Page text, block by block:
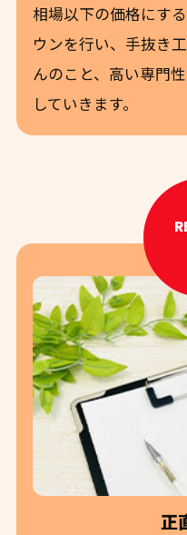
相場以下の価格にす
ウンを行い、手抜き
んのこと、高い専門
していきます。
正